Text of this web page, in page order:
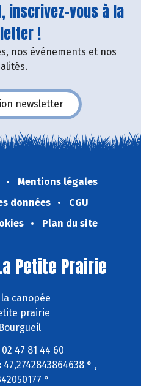
inscrivez-vous à la
!
nos événements et nos
newsletter
Mentions légales
données
CGU
Plan du site
Petite Prairie
canopée
prairie
47 81 44 60
47,2742843864638 ° ,
°